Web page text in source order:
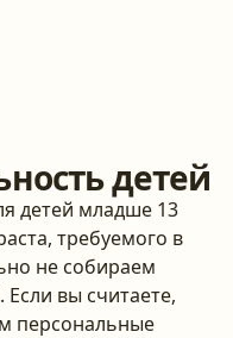
детей
детей младше 13
требуемого в
не собираем
вы считаете,
персональные